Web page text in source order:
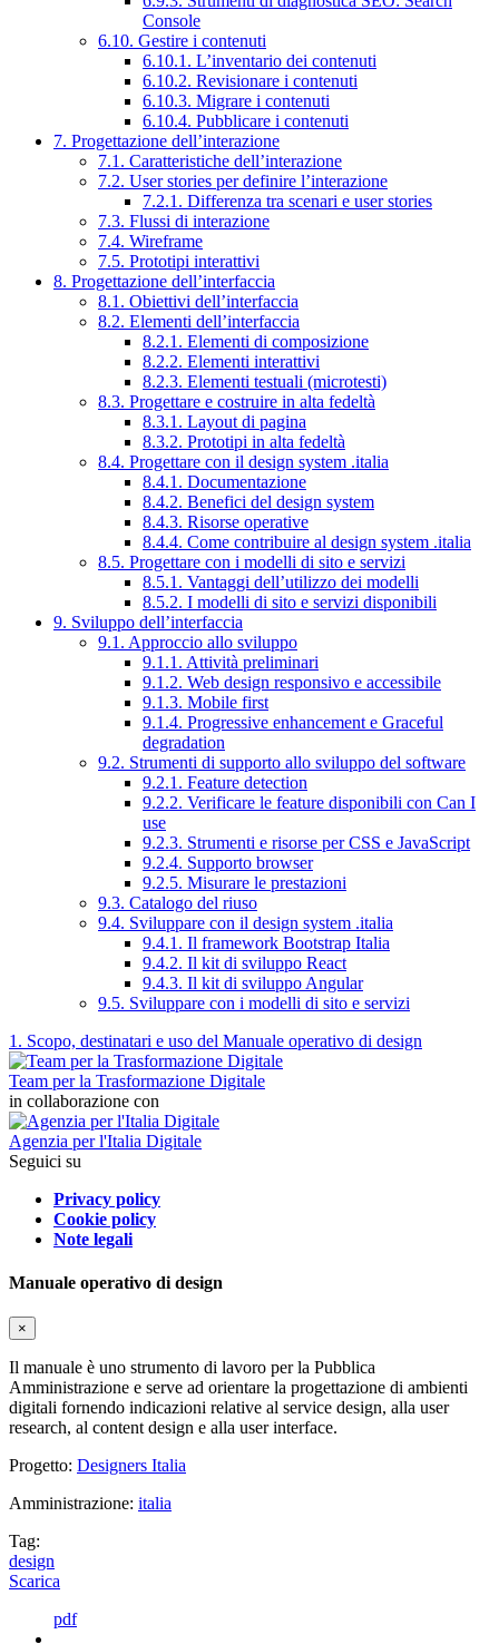
Console
6.10. Gestire i contenuti
6.10.1. L’inventario dei contenuti
6.10.2. Revisionare i contenuti
6.10.3. Migrare i contenuti
6.10.4. Pubblicare i contenuti
7. Progettazione dell’interazione
7.1. Caratteristiche dell’interazione
7.2. User stories per definire l’interazione
7.2.1. Differenza tra scenari e user stories
7.3. Flussi di interazione
7.4. Wireframe
7.5. Prototipi interattivi
8. Progettazione dell’interfaccia
8.1. Obiettivi dell’interfaccia
8.2. Elementi dell’interfaccia
8.2.1. Elementi di composizione
8.2.2. Elementi interattivi
8.2.3. Elementi testuali (microtesti)
8.3. Progettare e costruire in alta fedeltà
8.3.1. Layout di pagina
8.3.2. Prototipi in alta fedeltà
8.4. Progettare con il design system .italia
8.4.1. Documentazione
8.4.2. Benefici del design system
8.4.3. Risorse operative
8.4.4. Come contribuire al design system .italia
8.5. Progettare con i modelli di sito e servizi
8.5.1. Vantaggi dell’utilizzo dei modelli
8.5.2. I modelli di sito e servizi disponibili
9. Sviluppo dell’interfaccia
9.1. Approccio allo sviluppo
9.1.1. Attività preliminari
9.1.2. Web design responsivo e accessibile
9.1.3. Mobile first
9.1.4. Progressive enhancement e Graceful
degradation
9.2. Strumenti di supporto allo sviluppo del software
9.2.1. Feature detection
9.2.2. Verificare le feature disponibili con Can I
use
9.2.3. Strumenti e risorse per CSS e JavaScript
9.2.4. Supporto browser
9.2.5. Misurare le prestazioni
9.3. Catalogo del riuso
9.4. Sviluppare con il design system .italia
9.4.1. Il framework Bootstrap Italia
9.4.2. Il kit di sviluppo React
9.4.3. Il kit di sviluppo Angular
9.5. Sviluppare con i modelli di sito e servizi
1. Scopo, destinatari e uso del Manuale operativo di design
Team per la Trasformazione Digitale
in collaborazione con
Agenzia per l'Italia Digitale
Seguici su
Privacy policy
Cookie policy
Note legali
Manuale operativo di design
×
Il manuale è uno strumento di lavoro per la Pubblica
Amministrazione e serve ad orientare la progettazione di ambienti
digitali fornendo indicazioni relative al service design, alla user
research, al content design e alla user interface.
Progetto: Designers Italia
Amministrazione: italia
Tag:
design
Scarica
pdf